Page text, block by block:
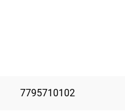
7795710102